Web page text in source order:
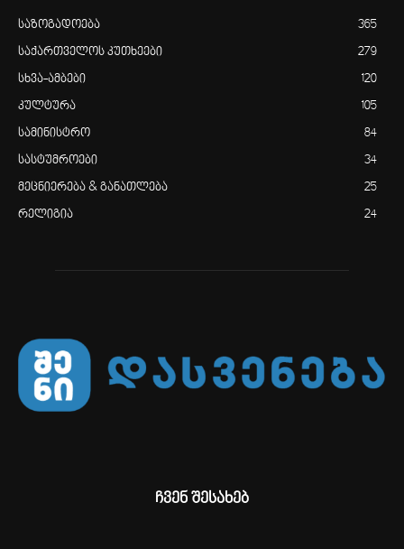
საზოგადოება 365
საქართველოს კუთხეები 279
სხვა-ამბები 120
კულტურა 105
სამინისტრო 84
სასტუმროები 34
მეცნიერება & განათლება 25
რელიგია 24
ჩვენ შესახებ